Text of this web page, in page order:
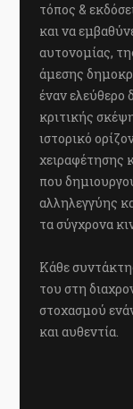
τόπος &
και να
αυτονομίας,
άμεσης
έναν ελεύθερο
κριτικής
ιστορικό
χειραφέτησης
που
αλληλεγγύης
τα σύγχρονα
Κάθε
του στη
στοχασμού
και αυθεντία.